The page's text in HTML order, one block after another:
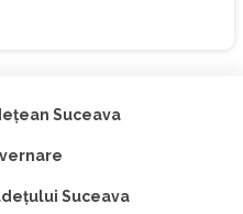
Suceava
Suceava